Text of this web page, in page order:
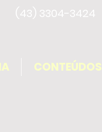
(43) 3304-3424
CONTEÚDOS